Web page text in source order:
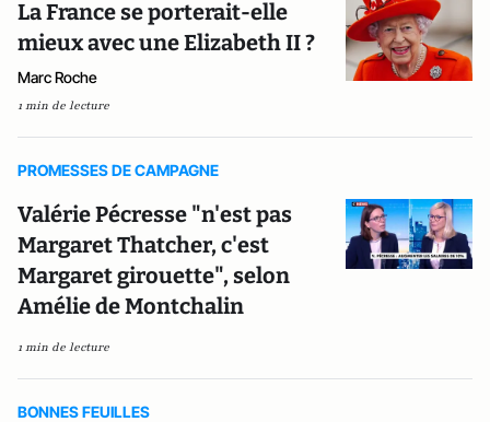
La France se porterait-elle
mieux avec une Elizabeth II ?
Marc Roche
1 min de lecture
PROMESSES DE CAMPAGNE
Valérie Pécresse "n'est pas
Margaret Thatcher, c'est
Margaret girouette", selon
Amélie de Montchalin
1 min de lecture
BONNES FEUILLES